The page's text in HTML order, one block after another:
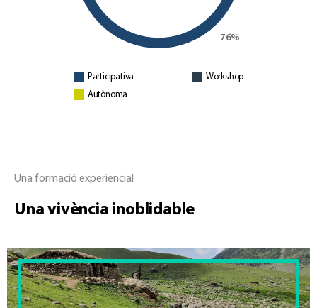
Participativa
Workshop
Autònoma
Una formació experiencial
Una vivència inoblidable